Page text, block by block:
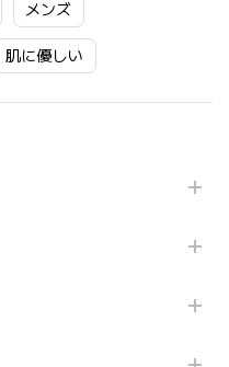
メンズ
肌に優しい